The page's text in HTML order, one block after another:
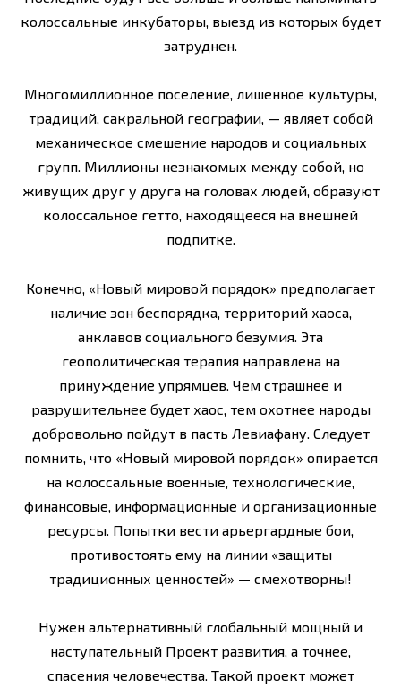
колоссальные инкубаторы, выезд из которых будет
затруднен.
Многомиллионное поселение, лишенное культуры,
традиций, сакральной географии, — являет собой
механическое смешение народов и социальных
групп. Миллионы незнакомых между собой, но
живущих друг у друга на головах людей, образуют
колоссальное гетто, находящееся на внешней
подпитке.
Конечно, «Новый мировой порядок» предполагает
наличие зон беспорядка, территорий хаоса,
анклавов социального безумия. Эта
геополитическая терапия направлена на
принуждение упрямцев. Чем страшнее и
разрушительнее будет хаос, тем охотнее народы
добровольно пойдут в пасть Левиафану. Следует
помнить, что «Новый мировой порядок» опирается
на колоссальные военные, технологические,
финансовые, информационные и организационные
ресурсы. Попытки вести арьергардные бои,
противостоять ему на линии «защиты
традиционных ценностей» — сме­хотворны!
Нужен альтернативный глобальный мощный и
наступательный Проект развития, а точнее,
спасения человечества. Такой проект может